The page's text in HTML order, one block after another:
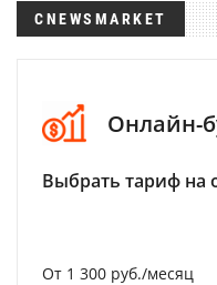
CNEWSMARKET
Онлайн-
Выбрать тариф на
От 1 300 руб./месяц